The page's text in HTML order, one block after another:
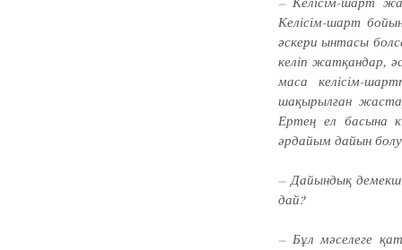
Келісім-шарт
әскери ынтасы
келіп жатқандар,
маса келісім-
шақырылған
Ертең ел басына
әрдайым дайын
– Дайындық
дай?
– Бұл мәселеге